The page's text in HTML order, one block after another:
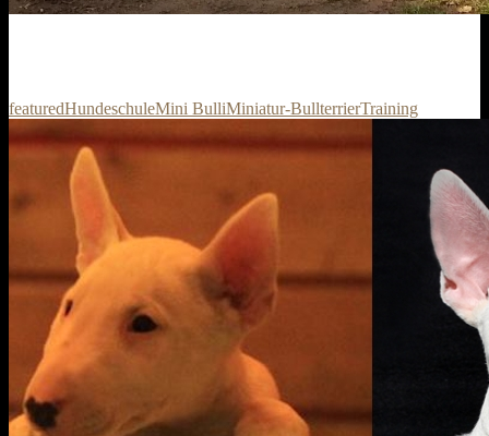
featuredHundeschuleMini BulliMiniatur-BullterrierTraining